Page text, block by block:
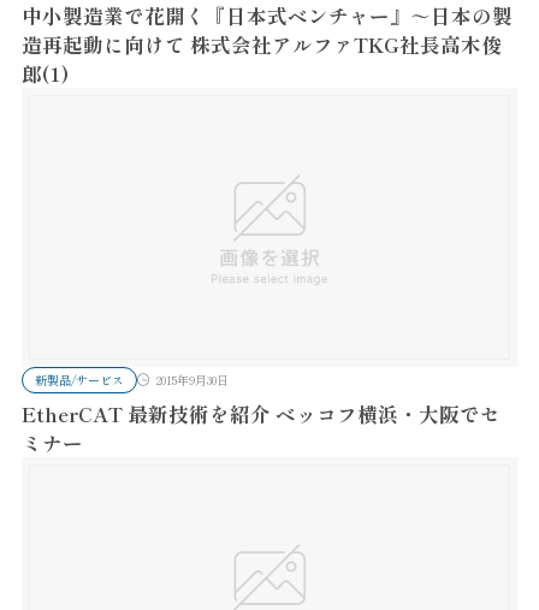
中小製造業で花開く『日本式ベンチャー』～日本の製
造再起動に向けて 株式会社アルファTKG社長高木俊
郎(1)
新製品/サービス 2015年9月30日
EtherCAT 最新技術を紹介 ベッコフ横浜・大阪でセ
ミナー